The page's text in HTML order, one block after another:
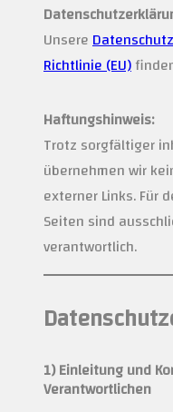
Unsere
Richtlinie (EU)
Haftungshinweis:
Trotz sorgfältiger
übernehmen wir
externer Links. Für
Seiten sind
verantwortlich.
1) Einleitung und
Verantwortlichen